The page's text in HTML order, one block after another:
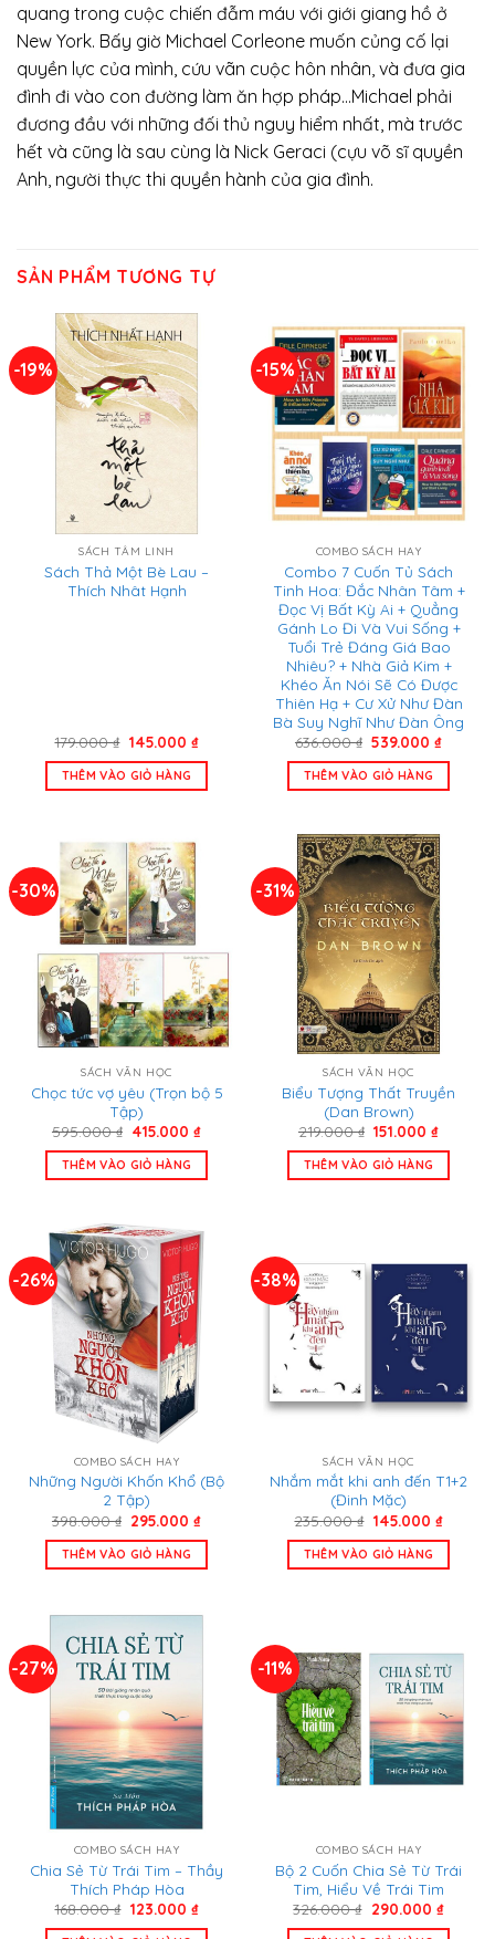
quang trong cuộc chiến đẫm máu với giới giang hồ ở
New York. Bấy giờ Michael Corleone muốn củng cố lại
quyền lực của mình, cứu vãn cuộc hôn nhân, và đưa gia
đình đi vào con đường làm ăn hợp pháp…Michael phải
đương đầu với những đối thủ nguy hiểm nhất, mà trước
hết và cũng là sau cùng là Nick Geraci (cựu võ sĩ quyền
Anh, người thực thi quyền hành của gia đình.
SẢN PHẨM TƯƠNG TỰ
-19%
SÁCH TÂM LINH
Sách Thả Một Bè Lau –
Thích Nhât Hạnh
179.000₫ Giá
là:
179.000 ₫.
145.000 ₫Giá
tại
THÊM VÀO GIỎ HÀNG
-15%
COMBO SÁCH HAY
Combo 7 Cuốn Tủ Sách
Tinh Hoa: Đắc Nhân Tâm +
Đọc Vị Bất Kỳ Ai + Quẳng
Gánh Lo Đi Và Vui Sống +
Tuổi Trẻ Đáng Giá Bao
Nhiêu? + Nhà Giả Kim +
Khéo Ăn Nói Sẽ Có Được
Thiên Hạ + Cư Xử Như Đàn
Bà Suy Nghĩ Như Đàn Ông
636.000₫ Giá
là:
636.000 ₫.
539.000₫Giá
tại
THÊM VÀO GIỎ HÀNG
-30%
SÁCH VĂN HỌC
Chọc tức vợ yêu (Trọn bộ 5
Tập)
595.000₫ Giá
là:
595.000 ₫.
415.000₫Giá
tại
THÊM VÀO GIỎ HÀNG
-31%
SÁCH VĂN HỌC
Biểu Tượng Thất Truyền
(Dan Brown)
219.000₫ Giá
là:
219.000 ₫.
151.000₫Giá
tại
THÊM VÀO GIỎ HÀNG
-26%
COMBO SÁCH HAY
Những Người Khốn Khổ (Bộ
2 Tập)
398.000₫ Giá
là:
398.000 ₫.
295.000₫Giá
tại
THÊM VÀO GIỎ HÀNG
-38%
SÁCH VĂN HỌC
Nhắm mắt khi anh đến T1+2
(Đinh Mặc)
235.000₫ Giá
là:
235.000 ₫.
145.000 ₫Giá
tại
THÊM VÀO GIỎ HÀNG
-27%
COMBO SÁCH HAY
Chia Sẻ Từ Trái Tim – Thầy
Thích Pháp Hòa
168.000₫ Giá
123.000 ₫Giá
-11%
COMBO SÁCH HAY
Bộ 2 Cuốn Chia Sẻ Từ Trái
Tim, Hiểu Về Trái Tim
326.000₫ Giá
290.000 ₫Giá